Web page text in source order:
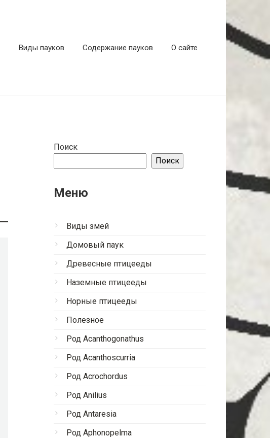
Виды пауков Содержание пауков О сайте
Поиск
Поиск
Меню
Виды змей
Домовый паук
Древесные птицееды
Наземные птицееды
Норные птицееды
Полезное
Род Acanthogonathus
Род Acanthoscurria
Род Acrochordus
Род Anilius
Род Antaresia
Род Aphonopelma